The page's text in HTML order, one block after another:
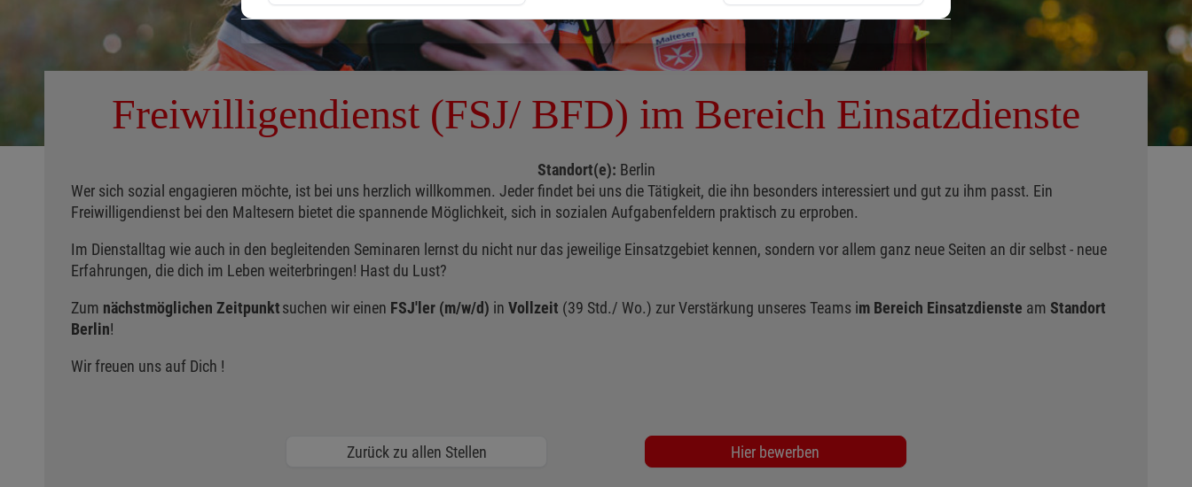
Freiwilligendienst (FSJ/ BFD) im Bereich Einsatzdienste
Standort(e): Berlin
Wer sich sozial engagieren möchte, ist bei uns herzlich willkommen. Jeder findet bei uns die Tätigkeit, die ihn besonders interessiert und gut zu ihm passt. Ein
Freiwilligendienst bei den Maltesern bietet die spannende Möglichkeit, sich in sozialen Aufgabenfeldern praktisch zu erproben.
Im Dienstalltag wie auch in den begleitenden Seminaren lernst du nicht nur das jeweilige Einsatzgebiet kennen, sondern vor allem ganz neue Seiten an dir selbst - neue
Erfahrungen, die dich im Leben weiterbringen! Hast du Lust?
Zum nächstmöglichen Zeitpunktsuchen wir einen FSJ'ler (m/w/d) in Vollzeit (39 Std./ Wo.) zur Verstärkung unseres Teams im Bereich Einsatzdienste am Standort
Berlin!
Wir freuen uns auf Dich !
Zurück zu allen Stellen Hier bewerben